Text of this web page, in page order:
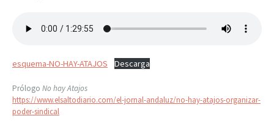
esquema-NO-HAY-ATAJOS Descarga
Prólogo No hay Atajos
https://www.elsaltodiario.com/el-jornal-andaluz/no-hay-atajos-organizar-
poder-sindical